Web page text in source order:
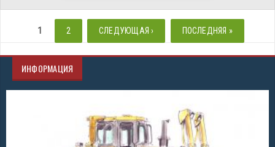
СТРАНИЦЫ
1 2 СЛЕДУЮЩАЯ › ПОСЛЕДНЯЯ »
ИНФОРМАЦИЯ